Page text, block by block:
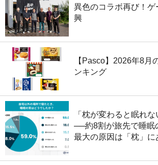
異色のコラボ再び！
興
【Pasco】2026年8月
ンキング
「枕が変わると眠れ
──約8割が旅先で睡眠
最大の原因は「枕」に